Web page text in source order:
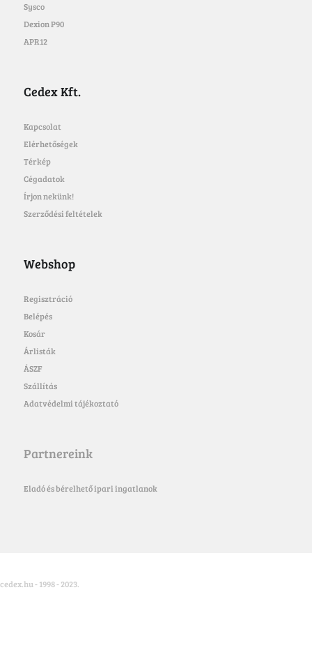
Sysco
Dexion P90
APR12
Cedex Kft.
Kapcsolat
Elérhetőségek
Térkép
Cégadatok
Írjon nekünk!
Szerződési feltételek
Webshop
Regisztráció
Belépés
Kosár
Árlisták
ÁSZF
Szállítás
Adatvédelmi tájékoztató
Partnereink
Eladó és bérelhető ipari ingatlanok
cedex.hu - 1998 - 2023.